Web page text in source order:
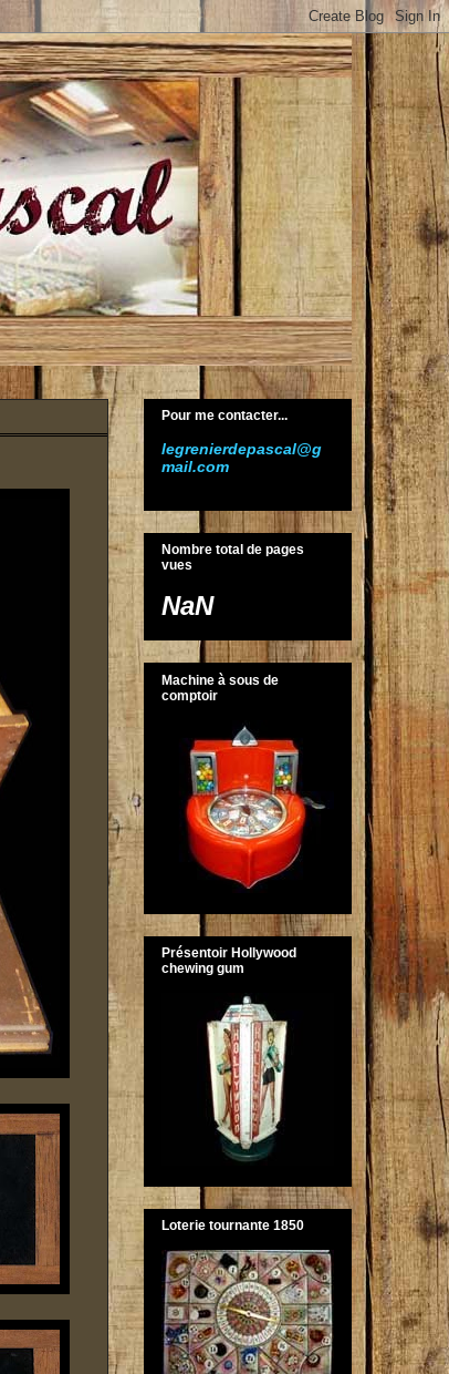
Pour me contacter...
legrenierdepascal@g
mail.com
Nombre total de pages
vues
NaN
Machine à sous de
comptoir
Présentoir Hollywood
chewing gum
Loterie tournante 1850